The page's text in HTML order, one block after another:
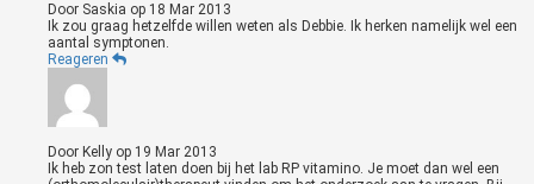
Door Saskia op 18 Mar 2013
Ik zou graag hetzelfde willen weten als Debbie. Ik herken namelijk wel een
aantal symptonen.
Reageren
Door Kelly op 19 Mar 2013
Ik heb zon test laten doen bij het lab RP vitamino. Je moet dan wel een